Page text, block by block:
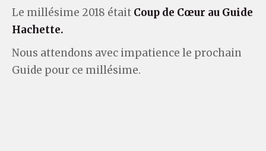
Le millésime 2018 était Coup de Cœur au Guide
Hachette.
Nous attendons avec impatience le prochain
Guide pour ce millésime.